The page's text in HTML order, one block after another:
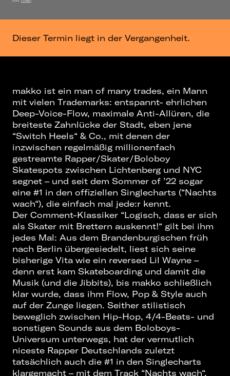
Dieser Termin liegt in der Vergangenheit.
makko ist ein man of many trades, ein Mann
mit vielen Trademarks: entspannt- ehrlichen
Deep-Voice-Flow, maximale Anti-Allüren, die
breiteste Zahnlücke der Stadt, eben jene
“Switch Heels“ & Co., mit denen der
inzwischen regelmäßig millionenfach
gestreamte Rapper/Skater/Boloboy
Skatespots zwischen Lichtenberg und NYC
segnet – und seit dem Sommer of ’22 sogar
eine #1 in den offiziellen Singlecharts (“Nachts
wach“), die einfach mal jede:r kennt.
Der Comment-Klassiker “Logisch, dass er sich
als Skater mit Brettern auskennt!“ gilt bei ihm
jedes Mal: Aus dem Brandenburgischen früh
nach Berlin übergesiedelt, liest sich seine
bisherige Vita wie ein reversed Lil Wayne –
denn erst kam Skateboarding und damit die
Musik (und die Jibbits), bis makko schließlich
klar wurde, dass ihm Flow, Pop & Style auch
auf der Zunge liegen. Seither stilistisch
beweglich zwischen Hip-Hop, 4/4-Beats- und
sonstigen Sounds aus dem Boloboys-
Universum unterwegs, hat der vermutlich
niceste Rapper Deutschlands zuletzt
tatsächlich auch die #1 in den Singlecharts
klargemacht – mit dem Track “Nachts wach“,